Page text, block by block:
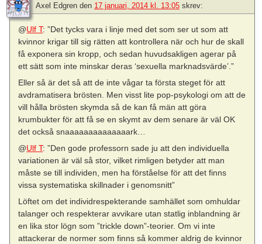
Axel Edgren den 17 januari, 2014 kl. 13:05 skrev:
@Ulf T: ”Det tycks vara i linje med det som ser ut som att
kvinnor krigar till sig rätten att kontrollera när och hur de skall
få exponera sin kropp, och sedan huvudsakligen agerar på
ett sätt som inte minskar deras ‘sexuella marknadsvärde’.”
Eller så är det så att de inte vågar ta första steget för att
avdramatisera brösten. Men visst lite pop-psykologi om att de
vill hålla brösten skymda så de kan få män att göra
krumbukter för att få se en skymt av dem senare är väl OK
det också snaaaaaaaaaaaaaark…
@Ulf T: ”Den gode professorn sade ju att den individuella
variationen är väl så stor, vilket rimligen betyder att man
måste se till individen, men ha förståelse för att det finns
vissa systematiska skillnader i genomsnitt”
Löftet om det individrespekterande samhället som omhuldar
talanger och respekterar avvikare utan statlig inblandning är
en lika stor lögn som ”trickle down”-teorier. Om vi inte
attackerar de normer som finns så kommer aldrig de kvinnor